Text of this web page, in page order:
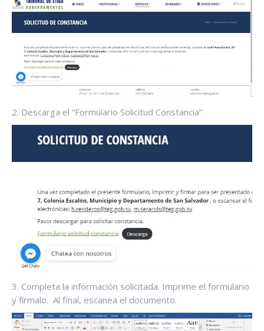
2. Descarga el “Formulario Solicitud Constancia”.
3. Completa la información solicitada. Imprime el formulario
y fírmalo. Al final, escanea el documento.